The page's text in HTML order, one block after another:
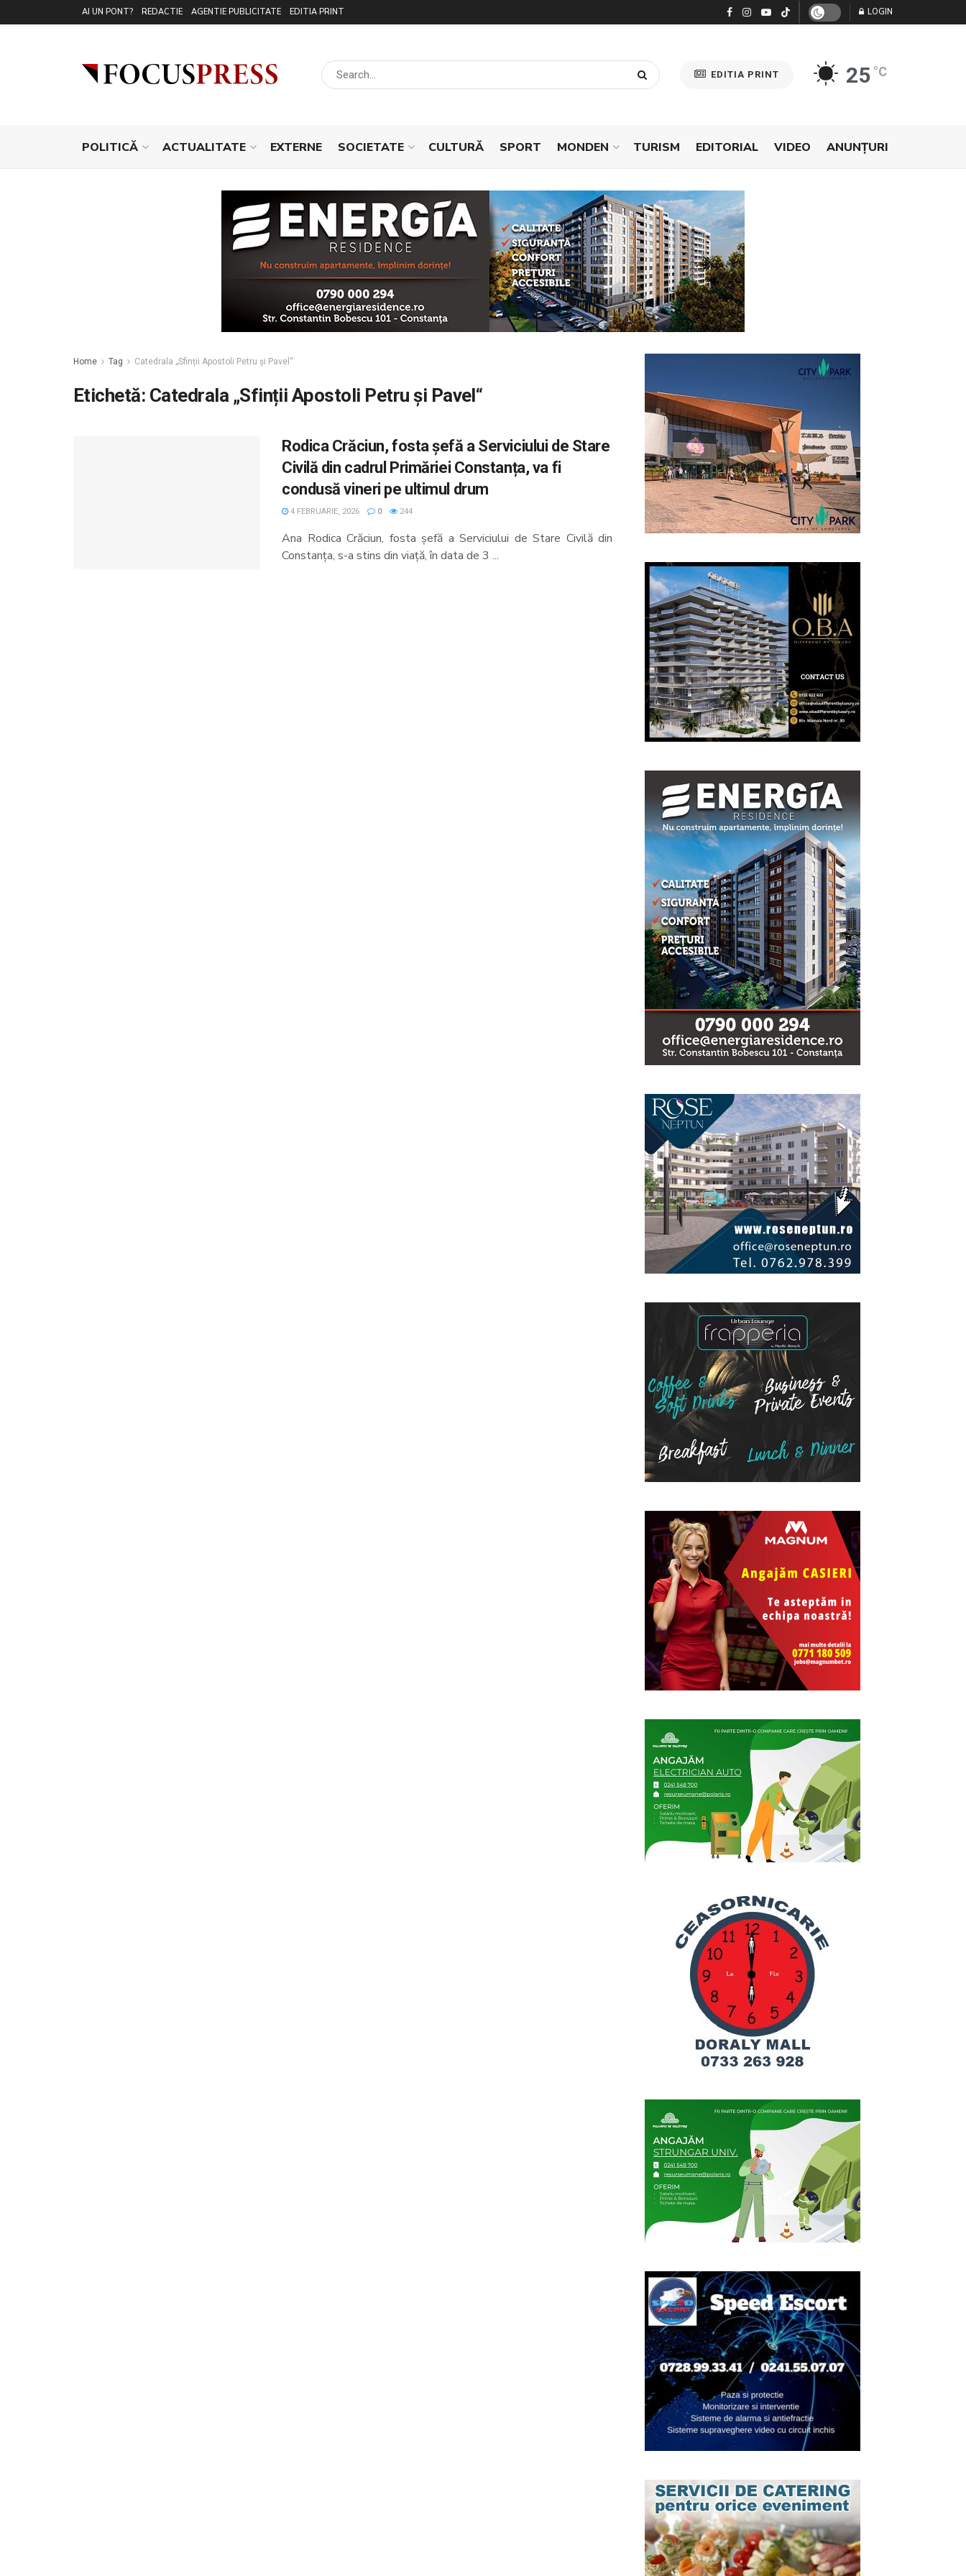
AI UN PONT? REDACTIE AGENTIE PUBLICITATE EDITIA PRINT LOGIN
EDITIA PRINT 25 °C
POLITICĂ ACTUALITATE EXTERNE SOCIETATE CULTURĂ SPORT MONDEN TURISM EDITORIAL VIDEO ANUNŢURI
Home Tag Catedrala „Sfinții Apostoli Petru și Pavel“
Etichetă: Catedrala „Sfinții Apostoli Petru și Pavel“
Rodica Crăciun, fosta șefă a Serviciului de Stare
Civilă din cadrul Primăriei Constanța, va fi
condusă vineri pe ultimul drum
4 FEBRUARIE, 2026 0 244
Ana Rodica Crăciun, fosta șefă a Serviciului de Stare Civilă din
Constanța, s-a stins din viață, în data de 3 ...